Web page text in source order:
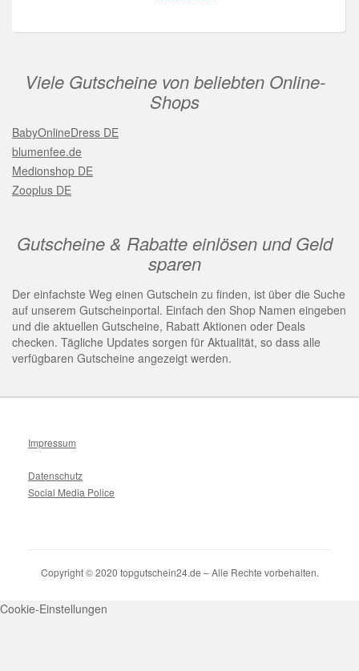
Viele Gutscheine von beliebten Online-
Shops
BabyOnlineDress DE
blumenfee.de
Medionshop DE
Zooplus DE
Gutscheine & Rabatte einlösen und Geld
sparen
Der einfachste Weg einen Gutschein zu finden, ist über die Suche
auf unserem Gutscheinportal. Einfach den Shop Namen eingeben
und die aktuellen Gutscheine, Rabatt Aktionen oder Deals
checken. Tägliche Updates sorgen für Aktualität, so dass alle
verfügbaren Gutscheine angezeigt werden.
Impressum
Datenschutz
Social Media Police
Copyright © 2020 topgutschein24.de – Alle Rechte vorbehalten.
Cookie-Einstellungen